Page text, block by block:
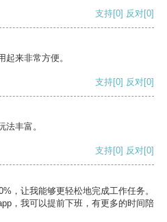
支持[0] 反对[0]
来非常方便。
支持[0] 反对[0]
丰富。
支持[0] 反对[0]
，让我能够更轻松地完成工作任务。
，我可以提前下班，有更多的时间陪